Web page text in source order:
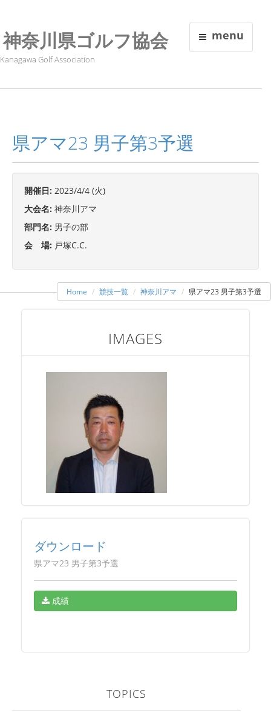
menu
神奈川県ゴルフ協会
Kanagawa Golf Association
県アマ23 男子第3予選
開催日: 2023/4/4 (火)
大会名: 神奈川アマ
部門名: 男子の部
会 場: 戸塚C.C.
Home 競技一覧 神奈川アマ 県アマ23 男子第3予選
IMAGES
ダウンロード
県アマ23 男子第3予選
成績
TOPICS